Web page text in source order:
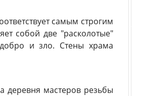
самым строгим
собой две "расколотые"
и зло. Стены храма
деревня мастеров резьбы